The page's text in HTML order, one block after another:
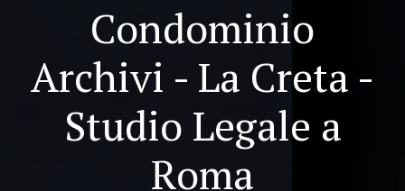
Condominio
Archivi - La Creta -
Studio Legale a
Roma